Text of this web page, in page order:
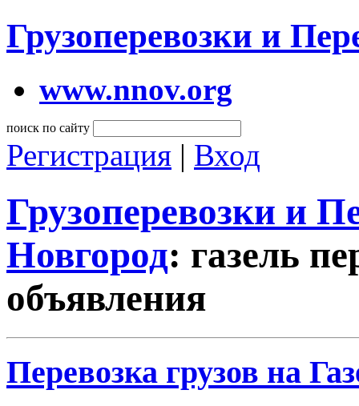
Грузоперевозки и
www.nnov.org
поиск по сайту
Регистрация | Вход
Грузоперевозки и
Новгород: газель
объявления
Перевозка грузов на